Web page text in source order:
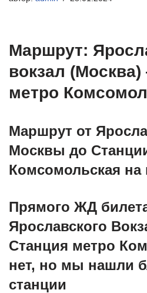
Маршрут:
вокзал
метро
Маршрут от
Москвы до
Комсомольская на
Прямого ЖД
Ярославского
Станция метро
нет, но мы нашли
станции